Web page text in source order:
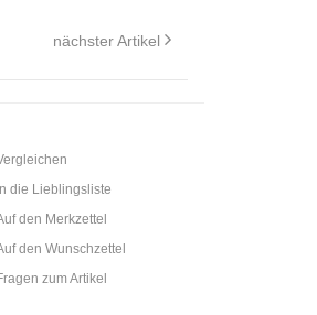
nächster Artikel
die Lieblingsliste
den Merkzettel
den Wunschzettel
zum Artikel